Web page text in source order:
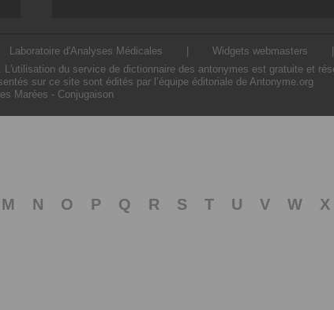
Laboratoire d'Analyses Médicales Widgets webmasters
du service de dictionnaire des antonymes est gratuite et
sur ce site sont édités par l’équipe éditoriale de Antonyme.org
Marées - Conjugaison
M N O P Q R S T U V W X